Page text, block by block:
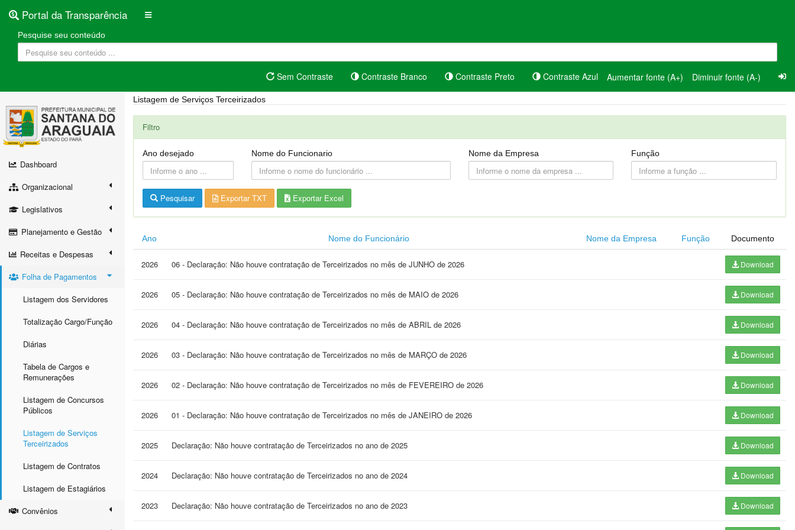
Portal da Transparência
Pesquise seu conteúdo
Sem Contraste Contraste Branco Contraste Preto Contraste Azul Aumentar fonte (A+) Diminuir fonte (A-)
Dashboard
Organizacional
Legislativos
Planejamento e Gestão
Receitas e Despesas
Folha de Pagamentos
Listagem dos Servidores
Totalização Cargo/Função
Diárias
Tabela de Cargos e
Remunerações
Listagem de Concursos
Públicos
Listagem de Serviços
Terceirizados
Listagem de Contratos
Listagem de Estagiários
Convênios
Listagem de Serviços Terceirizados
Filtro
Ano desejado Nome do Funcionario Nome da Empresa Função
Pesquisar Exportar TXT Exportar Excel
Ano Nome do Funcionário Nome da Empresa Função Documento
2026 06 - Declaração: Não houve contratação de Terceirizados no mês de JUNHO de 2026 Download
2026 05 - Declaração: Não houve contratação de Terceirizados no mês de MAIO de 2026 Download
2026 04 - Declaração: Não houve contratação de Terceirizados no mês de ABRIL de 2026 Download
2026 03 - Declaração: Não houve contratação de Terceirizados no mês de MARÇO de 2026 Download
2026 02 - Declaração: Não houve contratação de Terceirizados no mês de FEVEREIRO de 2026 Download
2026 01 - Declaração: Não houve contratação de Terceirizados no mês de JANEIRO de 2026 Download
2025 Declaração: Não houve contratação de Terceirizados no ano de 2025 Download
2024 Declaração: Não houve contratação de Terceirizados no ano de 2024 Download
2023 Declaração: Não houve contratação de Terceirizados no ano de 2023 Download